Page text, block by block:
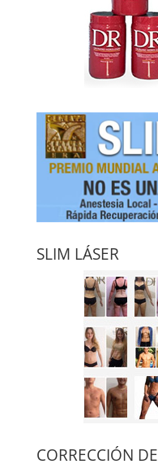
SLIM LÁSER
CORRECCIÓN